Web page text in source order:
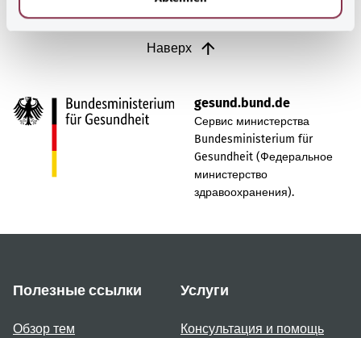
Наверх
gesund.bund.de
Сервис министерства
Bundesministerium für
Gesundheit (Федеральное
министерство
здравоохранения).
Полезные ссылки
Обзор тем
Услуги
Консультация и помощь